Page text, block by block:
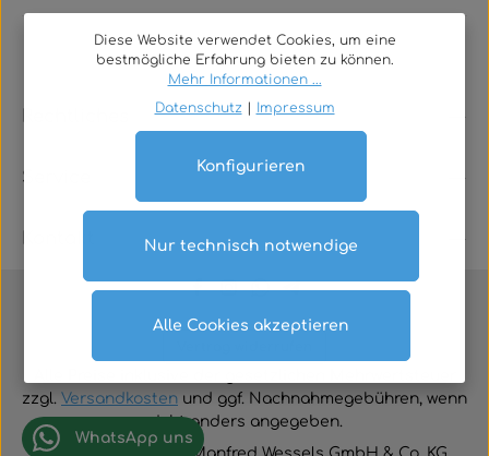
Service
zzgl. Versandkosten und ggf. Nachnahmegebühren, wenn
nicht anders angegeben.
WhatsApp uns
Diese Website verwendet Cookies, um eine
bestmögliche Erfahrung bieten zu können.
Mehr Informationen ...
Datenschutz
Impressum
Nur technisch notwendige
Konfigurieren
Alle Cookies akzeptieren